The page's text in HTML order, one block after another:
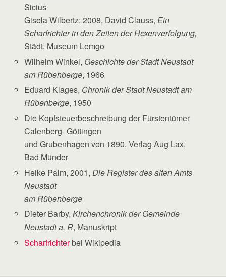
Sicius
Gisela Wilbertz: 2008, David Clauss, Ein
Scharfrichter in den Zeiten der Hexenverfolgung,
Städt. Museum Lemgo
Wilhelm Winkel, Geschichte der Stadt Neustadt
am Rübenberge, 1966
Eduard Klages, Chronik der Stadt Neustadt am
Rübenberge, 1950
Die Kopfsteuerbeschreibung der Fürstentümer
Calenberg- Göttingen
und Grubenhagen von 1890, Verlag Aug Lax,
Bad Münder
Heike Palm, 2001,Die Register des alten Amts
Neustadt
am Rübenberge
Dieter Barby,Kirchenchronik der Gemeinde
Neustadt a. R, Manuskript
Scharfrichterbei Wikipedia